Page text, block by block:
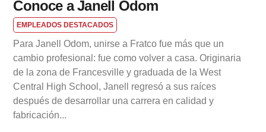
Conoce a Janell Odom
EMPLEADOS DESTACADOS
Para Janell Odom, unirse a Fratco fue más que un
cambio profesional: fue como volver a casa. Originaria
de la zona de Francesville y graduada de la West
Central High School, Janell regresó a sus raíces
después de desarrollar una carrera en calidad y
fabricación...